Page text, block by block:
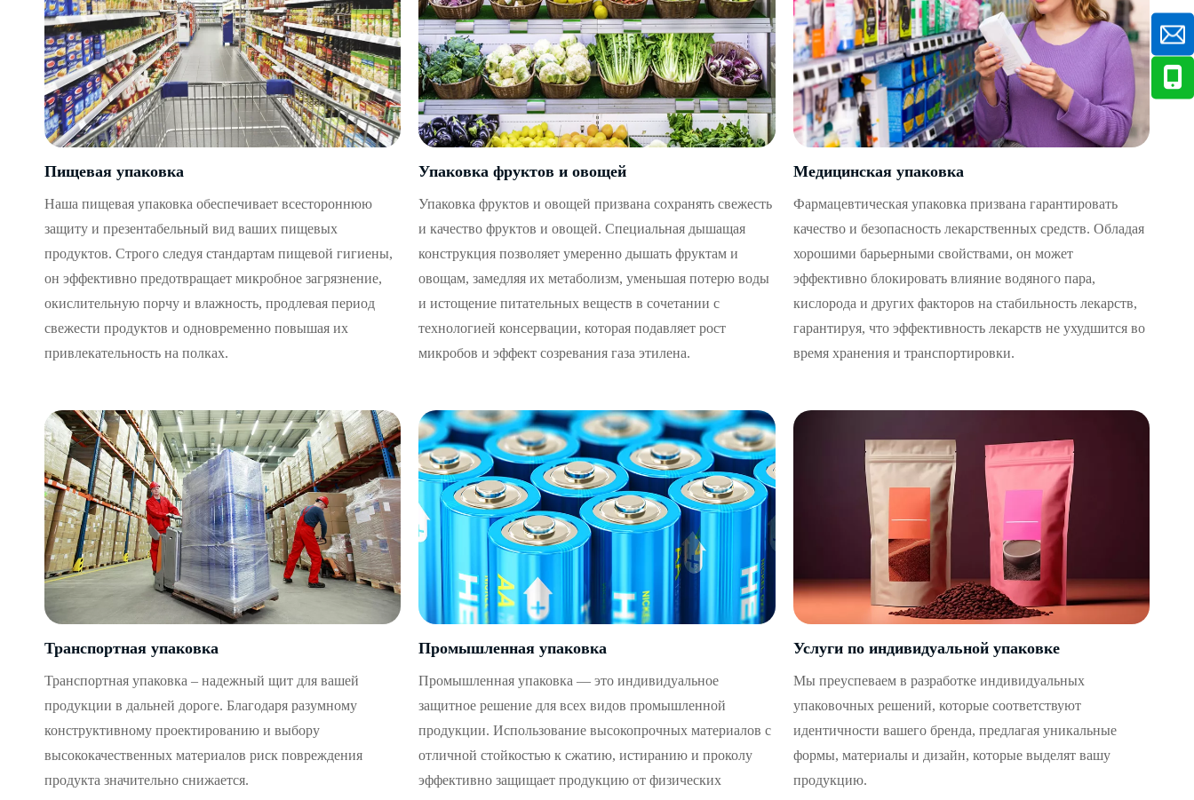
Пищевая упаковка
Наша пищевая упаковка обеспечивает всестороннюю
защиту и презентабельный вид ваших пищевых
продуктов. Строго следуя стандартам пищевой гигиены,
он эффективно предотвращает микробное загрязнение,
окислительную порчу и влажность, продлевая период
свежести продуктов и одновременно повышая их
привлекательность на полках.
Упаковка фруктов и овощей
Упаковка фруктов и овощей призвана сохранять свежесть
и качество фруктов и овощей. Специальная дышащая
конструкция позволяет умеренно дышать фруктам и
овощам, замедляя их метаболизм, уменьшая потерю воды
и истощение питательных веществ в сочетании с
технологией консервации, которая подавляет рост
микробов и эффект созревания газа этилена.
Медицинская упаковка
Фармацевтическая упаковка призвана гарантировать
качество и безопасность лекарственных средств. Обладая
хорошими барьерными свойствами, он может
эффективно блокировать влияние водяного пара,
кислорода и других факторов на стабильность лекарств,
гарантируя, что эффективность лекарств не ухудшится во
время хранения и транспортировки.
Транспортная упаковка
Транспортная упаковка – надежный щит для вашей
продукции в дальней дороге. Благодаря разумному
конструктивному проектированию и выбору
высококачественных материалов риск повреждения
продукта значительно снижается.
Промышленная упаковка
Промышленная упаковка — это индивидуальное
защитное решение для всех видов промышленной
продукции. Использование высокопрочных материалов с
отличной стойкостью к сжатию, истиранию и проколу
эффективно защищает продукцию от физических
Услуги по индивидуальной упаковке
Мы преуспеваем в разработке индивидуальных
упаковочных решений, которые соответствуют
идентичности вашего бренда, предлагая уникальные
формы, материалы и дизайн, которые выделят вашу
продукцию.